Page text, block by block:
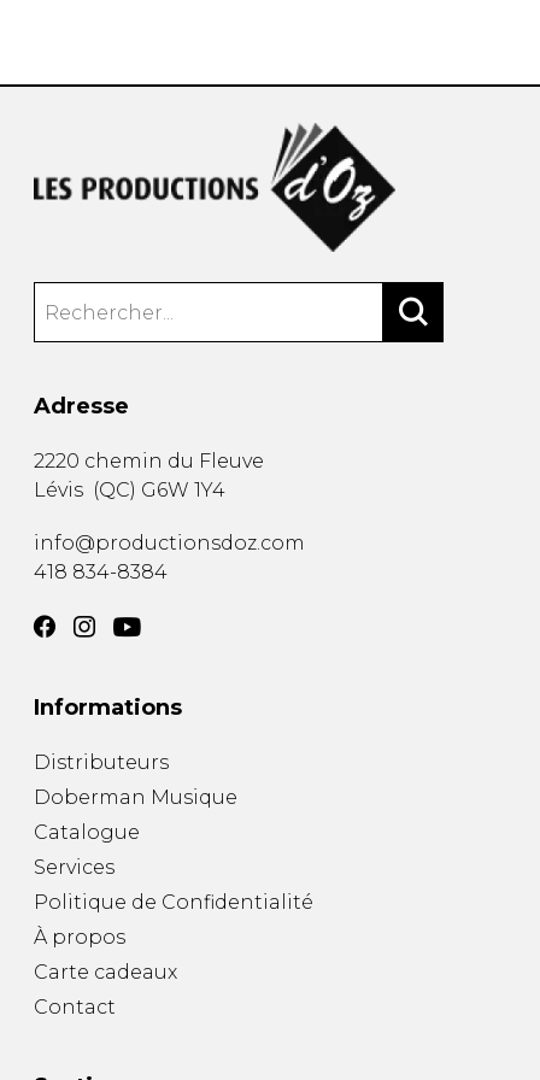
Adresse
2220 chemin du Fleuve
Lévis (QC) G6W 1Y4
info@productionsdoz.com
418 834-8384
Informations
Distributeurs
Doberman Musique
Catalogue
Services
Politique de Confidentialité
À propos
Carte cadeaux
Contact